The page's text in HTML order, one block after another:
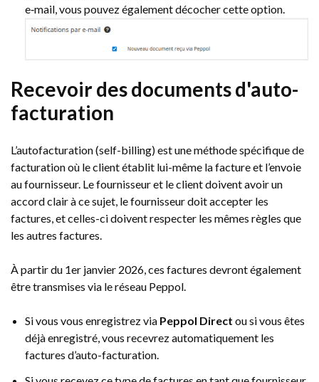
e‑mail, vous pouvez également décocher cette option.
Recevoir des documents d'auto-
facturation
L’autofacturation (self-billing) est une méthode spécifique de
facturation où le client établit lui-même la facture et l’envoie
au fournisseur. Le fournisseur et le client doivent avoir un
accord clair à ce sujet, le fournisseur doit accepter les
factures, et celles-ci doivent respecter les mêmes règles que
les autres factures.
À partir du 1er janvier 2026, ces factures devront également
être transmises via le réseau Peppol.
Si vous vous enregistrez via Peppol Direct ou si vous êtes
déjà enregistré, vous recevrez automatiquement les
factures d’auto-facturation.